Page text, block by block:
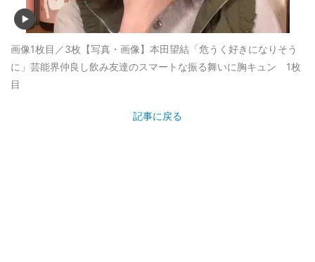
画像1枚目／3枚 【写真・画像】本田望結「危うく好きになりそう
に」芸能界仲良し飲み友達のスマートな振る舞いに胸キュン 1枚
目
記事に戻る